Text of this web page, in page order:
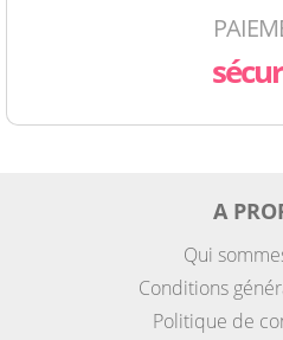
A
Qui
Conditions
Politique de